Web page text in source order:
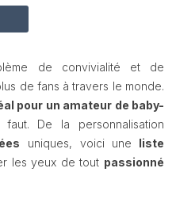
de convivialité et de
de fans à travers le monde.
pour un amateur de baby-
De la personnalisation
uniques, voici une liste
les yeux de tout passionné